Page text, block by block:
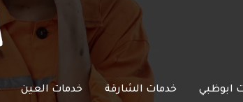
ابوظبي خدمات الشارقة خدمات العين